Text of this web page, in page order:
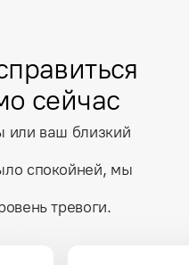
сейчас
или ваш близкий
спокойней, мы
тревоги.